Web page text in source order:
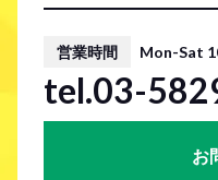
営業時間 Mon-Sat
tel.03-
お